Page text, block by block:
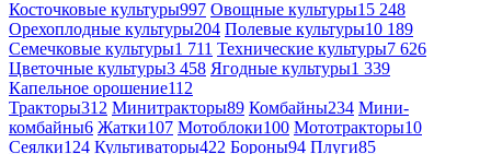
Косточковые культуры997 Овощные культуры15 248
Орехоплодные культуры204 Полевые культуры10 189
Семечковые культуры1 711 Технические культуры7 626
Цветочные культуры3 458 Ягодные культуры1 339
Капельное орошение112
Тракторы312 Минитракторы89 Комбайны234 Мини-
комбайны6 Жатки107 Мотоблоки100 Мототракторы10
Сеялки124 Культиваторы422 Бороны94 Плуги85